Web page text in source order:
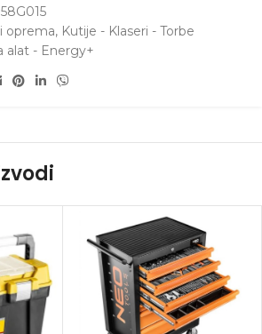
58G015
oprema, Kutije - Klaseri - Torbe
alat - Energy+